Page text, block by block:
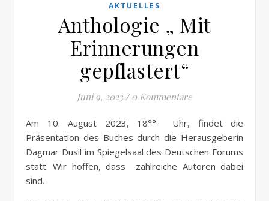
AKTUELLES
Anthologie „ Mit
Erinnerungen
gepflastert“
Juni 9, 2023 / 0 Kommentare
Am 10. August 2023, 18°° Uhr, findet die
Präsentation des Buches durch die Herausgeberin
Dagmar Dusil im Spiegelsaal des Deutschen Forums
statt. Wir hoffen, dass zahlreiche Autoren dabei
sind.